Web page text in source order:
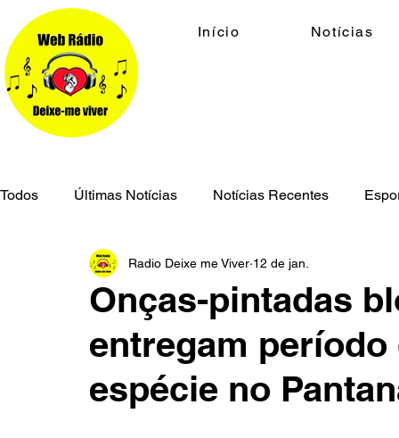
Início Notícias
Todos Últimas Notícias Notícias Recentes
Economia Cidades Meio Ambiente
Segurança Pública
Onças-pintadas
entregam
espécie no
Radio Deixe me Viver 12 de jan.